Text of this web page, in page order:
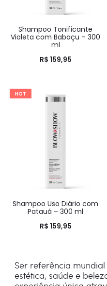
Shampoo Tonificante
Violeta com Babaçu – 300
ml
R$ 159,95
HOT
Shampoo Uso Diário com
Patauá – 300 ml
R$ 159,95
Ser referência
estética, saúde e